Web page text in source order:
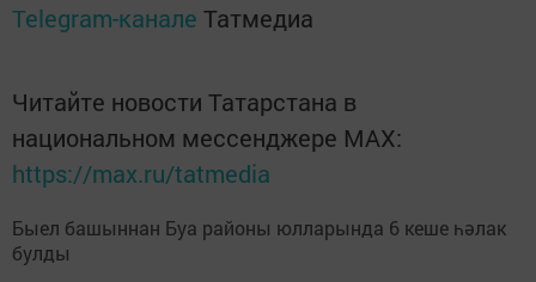
Telegram-канале Татмедиа
Читайте новости Татарстана в
национальном мессенджере MАХ:
https://max.ru/tatmedia
Быел башыннан Буа районы юлларында 6 кеше һәлак
булды